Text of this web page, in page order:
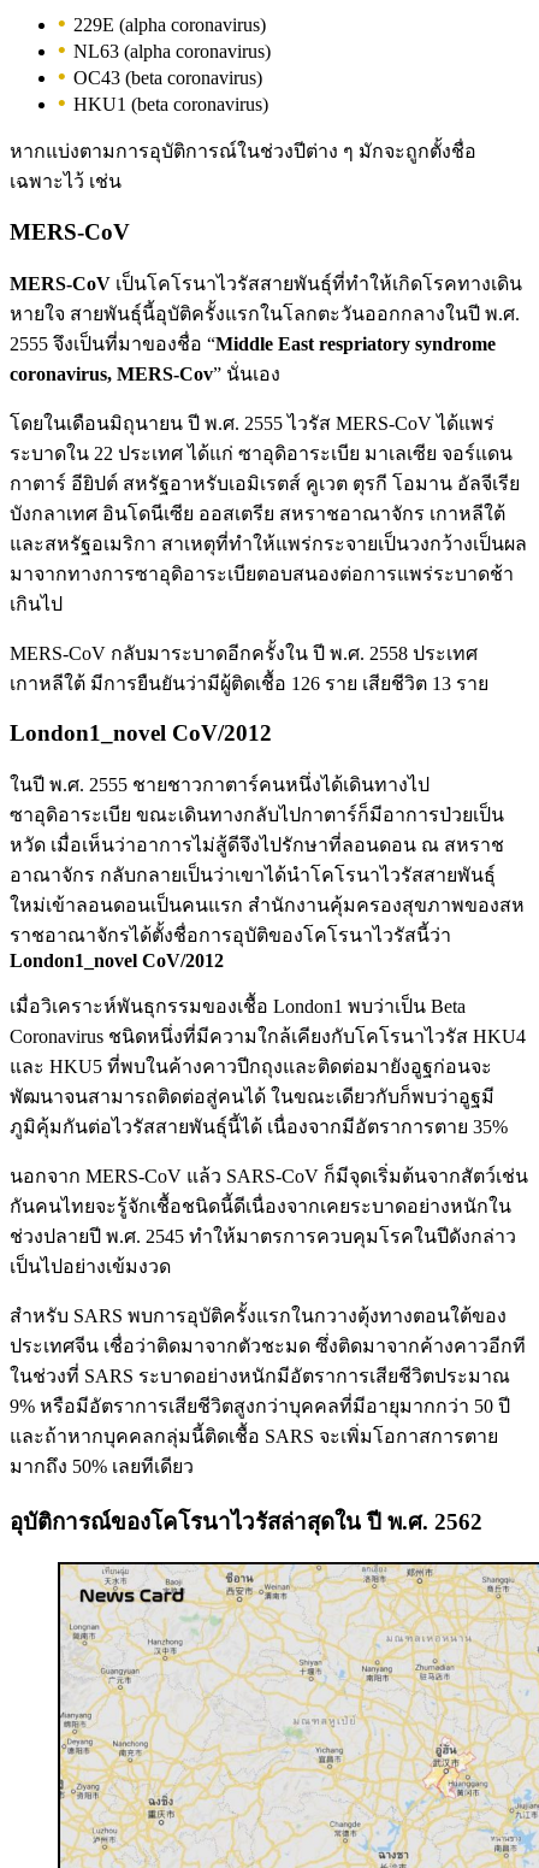
229E (alpha coronavirus)
NL63 (alpha coronavirus)
OC43 (beta coronavirus)
HKU1 (beta coronavirus)
หากแบ่งตามการอุบัติการณ์ในช่วงปีต่าง ๆ มักจะถูกตั้งชื่อ
เฉพาะไว้ เช่น
MERS-CoV
MERS-CoV เป็นโคโรนาไวรัสสายพันธุ์ที่ทำให้เกิดโรคทางเดิน
หายใจ สายพันธุ์นี้อุบัติครั้งแรกในโลกตะวันออกกลางในปี พ.ศ.
2555 จึงเป็นที่มาของชื่อ “Middle East respriatory syndrome
coronavirus, MERS-Cov” นั่นเอง
โดยในเดือนมิถุนายน ปี พ.ศ. 2555 ไวรัส MERS-CoV ได้แพร่
ระบาดใน 22 ประเทศ ได้แก่ ซาอุดิอาระเบีย มาเลเซีย จอร์แดน
กาตาร์ อียิปต์ สหรัฐอาหรับเอมิเรตส์ คูเวต ตุรกี โอมาน อัลจีเรีย
บังกลาเทศ อินโดนีเซีย ออสเตรีย สหราชอาณาจักร เกาหลีใต้
และสหรัฐอเมริกา สาเหตุที่ทำให้แพร่กระจายเป็นวงกว้างเป็นผล
มาจากทางการซาอุดิอาระเบียตอบสนองต่อการแพร่ระบาดช้า
เกินไป
MERS-CoV กลับมาระบาดอีกครั้งใน ปี พ.ศ. 2558 ประเทศ
เกาหลีใต้ มีการยืนยันว่ามีผู้ติดเชื้อ 126 ราย เสียชีวิต 13 ราย
London1_novel CoV/2012
ในปี พ.ศ. 2555 ชายชาวกาตาร์คนหนึ่งได้เดินทางไป
ซาอุดิอาระเบีย ขณะเดินทางกลับไปกาตาร์ก็มีอาการป่วยเป็น
หวัด เมื่อเห็นว่าอาการไม่สู้ดีจึงไปรักษาที่ลอนดอน ณ สหราช
อาณาจักร กลับกลายเป็นว่าเขาได้นำโคโรนาไวรัสสายพันธุ์
ใหม่เข้าลอนดอนเป็นคนแรก สำนักงานคุ้มครองสุขภาพของสห
ราชอาณาจักรได้ตั้งชื่อการอุบัติของโคโรนาไวรัสนี้ว่า
London1_novel CoV/2012
เมื่อวิเคราะห์พันธุกรรมของเชื้อ London1 พบว่าเป็น Beta
Coronavirus ชนิดหนึ่งที่มีความใกล้เคียงกับโคโรนาไวรัส HKU4
และ HKU5 ที่พบในค้างคาวปีกถุงและติดต่อมายังอูฐก่อนจะ
พัฒนาจนสามารถติดต่อสู่คนได้ ในขณะเดียวกับก็พบว่าอูฐมี
ภูมิคุ้มกันต่อไวรัสสายพันธุ์นี้ได้ เนื่องจากมีอัตราการตาย 35%
นอกจาก MERS-CoV แล้ว SARS-CoV ก็มีจุดเริ่มต้นจากสัตว์เช่น
กันคนไทยจะรู้จักเชื้อชนิดนี้ดีเนื่องจากเคยระบาดอย่างหนักใน
ช่วงปลายปี พ.ศ. 2545 ทำให้มาตรการควบคุมโรคในปีดังกล่าว
เป็นไปอย่างเข้มงวด
สำหรับ SARS พบการอุบัติครั้งแรกในกวางตุ้งทางตอนใต้ของ
ประเทศจีน เชื่อว่าติดมาจากตัวชะมด ซึ่งติดมาจากค้างคาวอีกที
ในช่วงที่ SARS ระบาดอย่างหนักมีอัตราการเสียชีวิตประมาณ
9% หรือมีอัตราการเสียชีวิตสูงกว่าบุคคลที่มีอายุมากกว่า 50 ปี
และถ้าหากบุคคลกลุ่มนี้ติดเชื้อ SARS จะเพิ่มโอกาสการตาย
มากถึง 50% เลยทีเดียว
อุบัติการณ์ของโคโรนาไวรัสล่าสุดใน ปี พ.ศ. 2562